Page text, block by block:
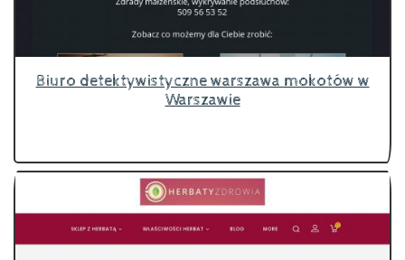
Biuro detektywistyczne warszawa mokotów w
Warszawie